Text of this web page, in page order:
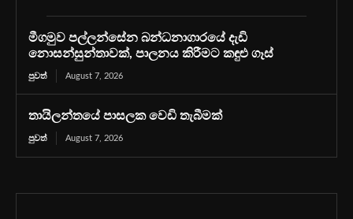
මීගමුව පල්ලන්සේන බන්ධනාගාරයේ දැඩි
නොසන්සුන්තාවක්, පාලනය කිරීමට කඳුළු ගෑස්
පුවත් August 7, 2026
තායිලන්තයේ පාසලක වෙඩි තැබීමක්
පුවත් August 7, 2026